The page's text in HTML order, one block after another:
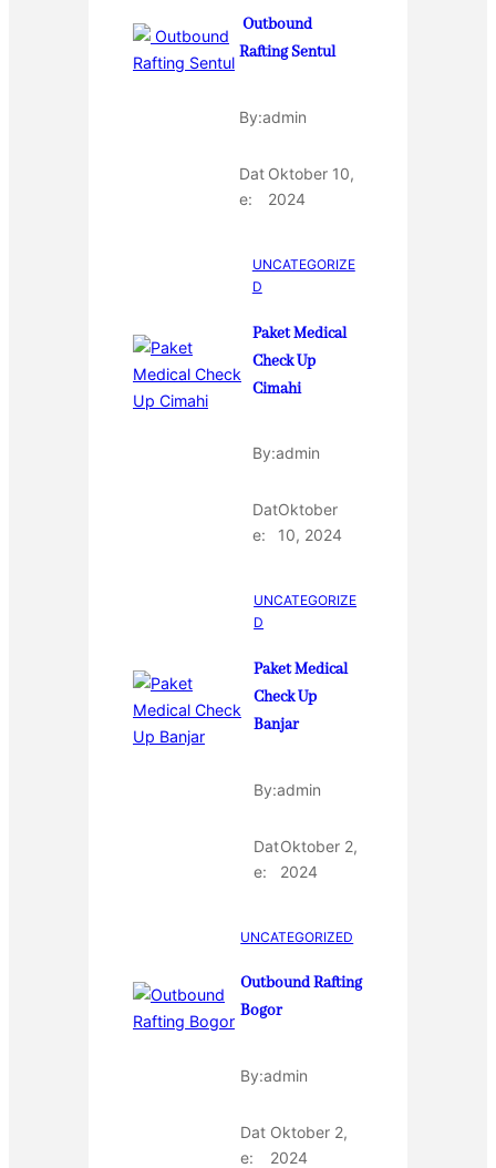
Outbound
Rafting Sentul
By:admin
Dat
e:
Oktober 10,
2024
UNCATEGORIZE
D
Paket Medical
Check Up
Cimahi
By:admin
Dat
e:
Oktober
10, 2024
UNCATEGORIZE
D
Paket Medical
Check Up
Banjar
By:admin
Dat
e:
Oktober 2,
2024
UNCATEGORIZED
Outbound Rafting
Bogor
By:admin
Dat
e:
Oktober 2,
2024